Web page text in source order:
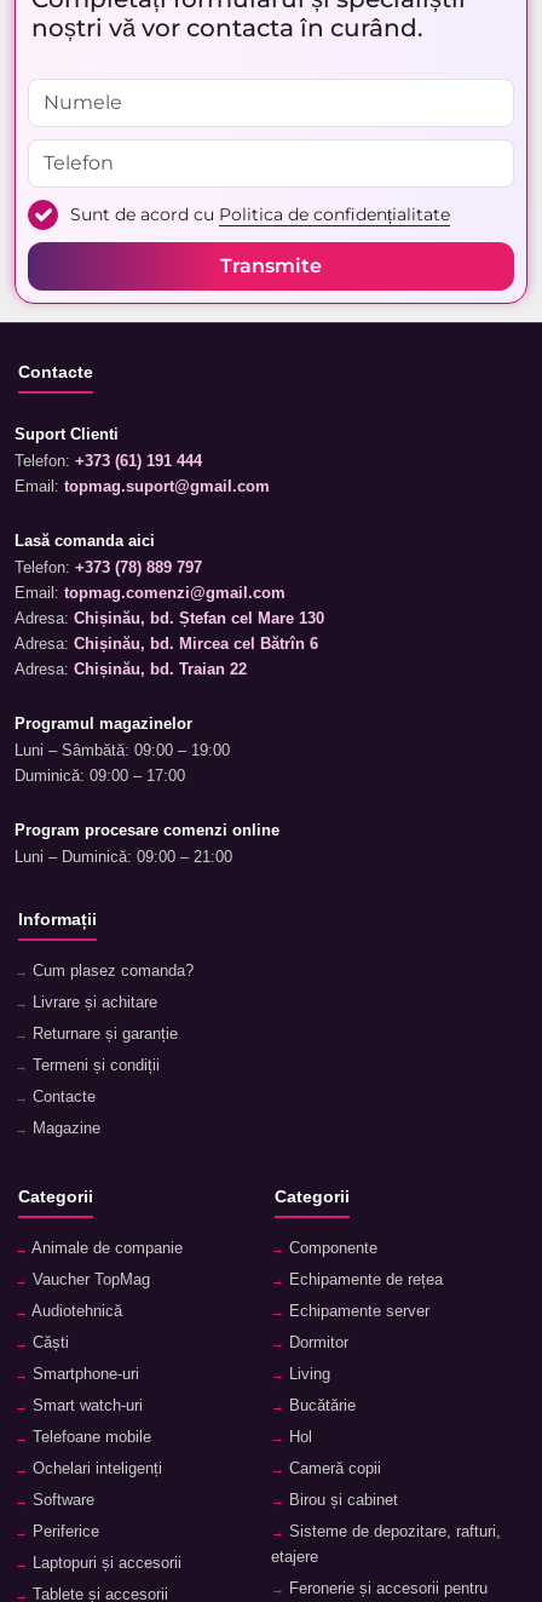
noștri vă vor contacta în curând.
Sunt de acord cu Politica de confidențialitate
Transmite
Contacte
Suport Clienti
Telefon: +373 (61) 191 444
Email: topmag.suport@gmail.com
Lasă comanda aici
Telefon: +373 (78) 889 797
Email: topmag.comenzi@gmail.com
Adresa: Chișinău, bd. Ștefan cel Mare 130
Adresa: Chișinău, bd. Mircea cel Bătrîn 6
Adresa: Chișinău, bd. Traian 22
Programul magazinelor
Luni – Sâmbătă: 09:00 – 19:00
Duminică: 09:00 – 17:00
Program procesare comenzi online
Luni – Duminică: 09:00 – 21:00
Informații
Cum plasez comanda?
Livrare și achitare
Returnare și garanție
Termeni și condiții
Contacte
Magazine
Categorii
Animale de companie
Vaucher TopMag
Audiotehnică
Căști
Smartphone-uri
Smart watch-uri
Telefoane mobile
Ochelari inteligenți
Software
Periferice
Laptopuri și accesorii
Tablete și accesorii
Categorii
Componente
Echipamente de rețea
Echipamente server
Dormitor
Living
Bucătărie
Hol
Cameră copii
Birou și cabinet
Sisteme de depozitare, rafturi,
etajere
Feronerie și accesorii pentru